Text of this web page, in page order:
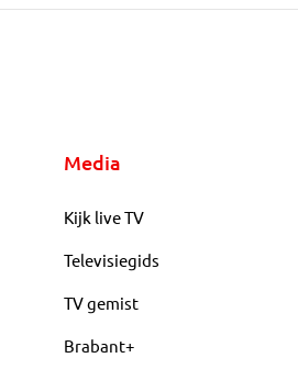
Media
Kijk live TV
Televisiegids
TV gemist
Brabant+